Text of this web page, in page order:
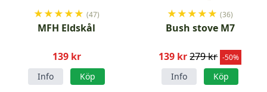
★★★★★ (47)
MFH Eldskål
139 kr
Info Köp
★★★★★ (36)
Bush stove M7
139 kr 279 kr -50%
Info Köp